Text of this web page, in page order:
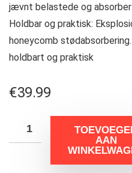
jævnt belastede og
Holdbar og praktisk:
honeycomb
holdbart og praktisk
€39.99
AAN